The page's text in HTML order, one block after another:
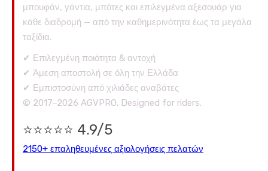
μπουφάν, γάντια, μπότες και επιλεγμένα αξεσουάρ για
κάθε διαδρομή — από την καθημερινότητα έως τα μεγάλα
ταξίδια.
✔ Επιλεγμένη ποιότητα & αντοχή
✔ Άμεση αποστολή σε όλη την Ελλάδα
✔ Εμπιστοσύνη από χιλιάδες αναβάτες
© 2017–2026 AGVPRO. Designed for riders.
⭐⭐⭐⭐⭐ 4.9/5
2150+ επαληθευμένες αξιολογήσεις πελατών